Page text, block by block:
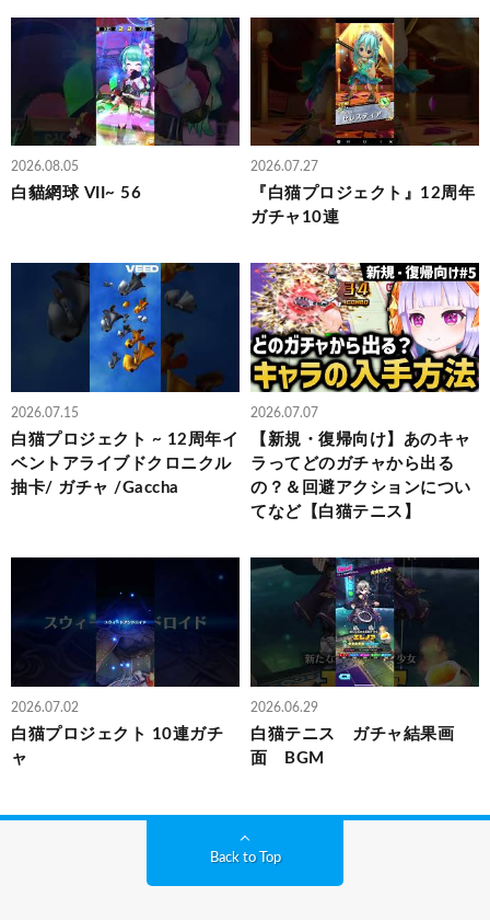
2026.08.05
白貓網球 VII~ 56
2026.07.27
『白猫プロジェクト』12周年
ガチャ10連
2026.07.15
白猫プロジェクト ~ 12周年イ
ベントアライブドクロニクル
抽卡/ ガチャ /Gaccha
2026.07.07
【新規・復帰向け】あのキャ
ラってどのガチャから出る
の？＆回避アクションについ
てなど【白猫テニス】
2026.07.02
白猫プロジェクト 10連ガチ
ャ
2026.06.29
白猫テニス ガチャ結果画
面 BGM
Back to Top